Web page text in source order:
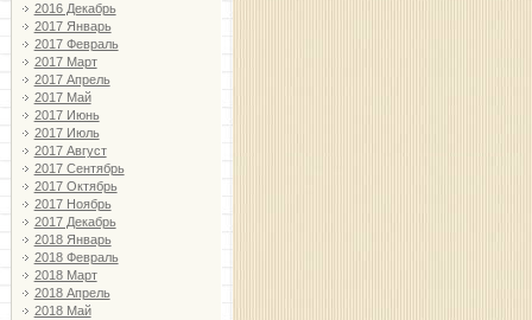
2016 Декабрь
2017 Январь
2017 Февраль
2017 Март
2017 Апрель
2017 Май
2017 Июнь
2017 Июль
2017 Август
2017 Сентябрь
2017 Октябрь
2017 Ноябрь
2017 Декабрь
2018 Январь
2018 Февраль
2018 Март
2018 Апрель
2018 Май